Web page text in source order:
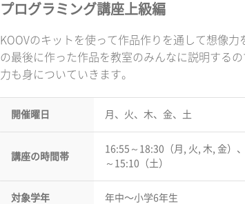
プログラミング講座上級編
KOOVのキットを使って作品作りを通して想像
の最後に作った作品を教室のみんなに説明する
力も身についていきます。
開催曜日 月、火、木、金、土
講座の時間帯
16:55～18:30（月, 火, 木, 金）
～15:10（土）
対象学年 年中〜小学6年生